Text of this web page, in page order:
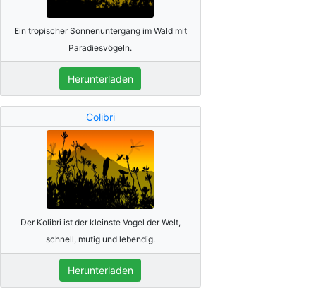
Ein tropischer Sonnenuntergang im Wald mit
Paradiesvögeln.
Herunterladen
Colibri
Der Kolibri ist der kleinste Vogel der Welt,
schnell, mutig und lebendig.
Herunterladen